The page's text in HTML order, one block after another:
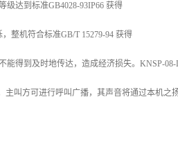
达到标准GB4028-93IP66 获得
整机符合标准GB/T 15279-94 获得
能得到及时地传达，造成经济损失。KNSP-
叫方可进行呼叫广播，其声音将通过本机之